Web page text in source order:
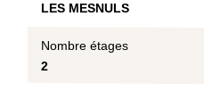
LES MESNULS
Nombre étages
2